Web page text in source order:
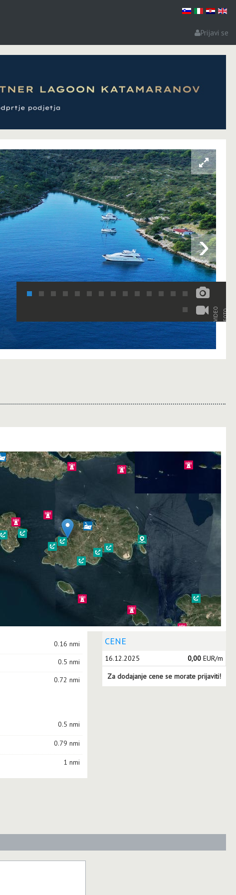
Prijavi se
›
VIDEO FOTO
0.16 nmi
0.5 nmi
0.72 nmi
0.5 nmi
0.79 nmi
1 nmi
CENE
16.12.2025 0,00 EUR/m
Za dodajanje cene se morate prijaviti!